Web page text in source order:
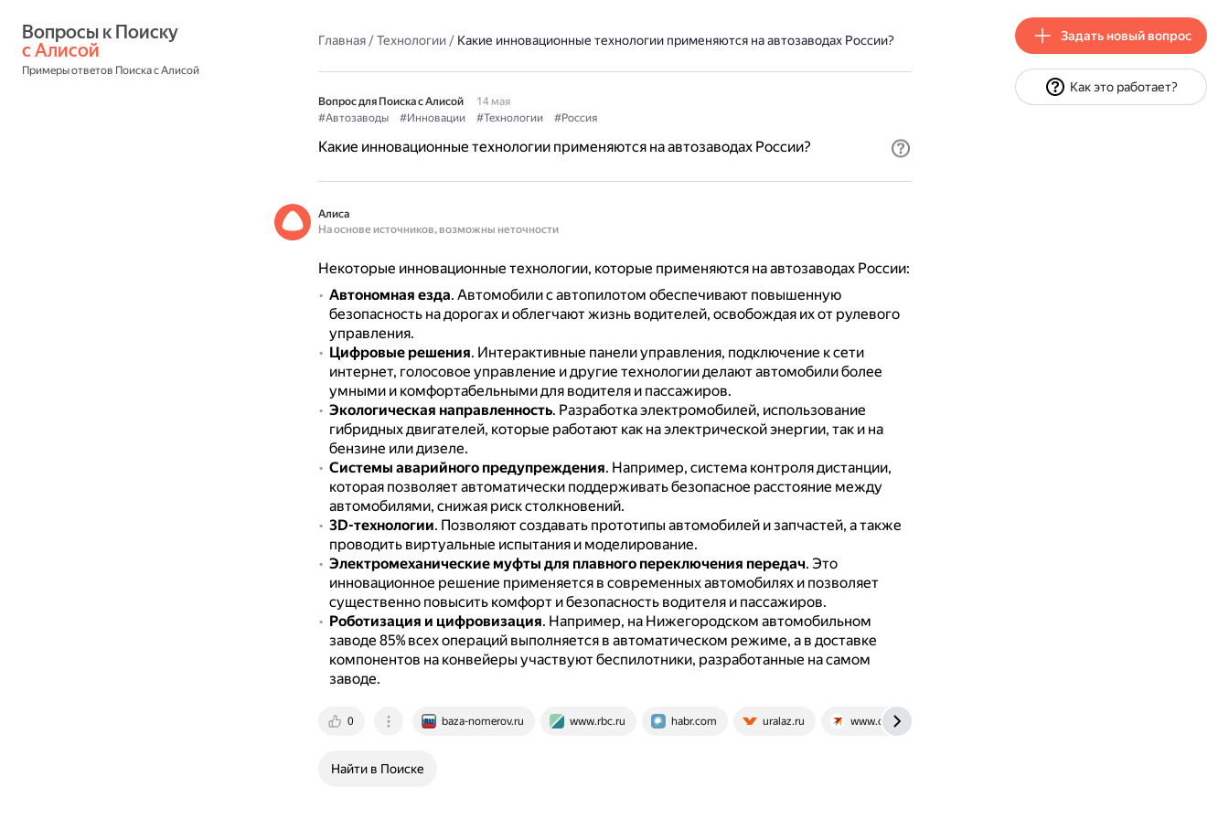
с Алисой
Примеры ответов Поиска с Алисой
Главная/Технологии/ Какие инновационные технологии применяются на автозаводах России?
Вопрос для Поиска с Алисой
14 мая
#Автозаводы
#Инновации #Технологии #Россия
Какие инновационные технологии применяются на автозаводах России?
Алиса
На основе источников, возможны неточности
Некоторые инновационные технологии, которые применяются на автозаводах России:
Автономная езда. Автомобили с автопилотом обеспечивают повышенную
безопасность на дорогах и облегчают жизнь водителей, освобождая их от рулевого
управления.
Цифровые решения. Интерактивные панели управления, подключение к сети
интернет, голосовое управление и другие технологии делают автомобили более
умными и комфортабельными для водителя и пассажиров.
Экологическая направленность. Разработка электромобилей, использование
гибридных двигателей, которые работают как на электрической энергии, так и на
бензине или дизеле.
Системы аварийного предупреждения. Например, система контроля дистанции,
которая позволяет автоматически поддерживать безопасное расстояние между
автомобилями, снижая риск столкновений.
3D-технологии. Позволяют создавать прототипы автомобилей и запчастей, а также
проводить виртуальные испытания и моделирование.
Электромеханические муфты для плавного переключения передач. Это
инновационное решение применяется в современных автомобилях и позволяет
существенно повысить комфорт и безопасность водителя и пассажиров.
Роботизация и цифровизация. Например, на Нижегородском автомобильном
заводе 85% всех операций выполняется в автоматическом режиме, а в доставке
компонентов на конвейеры участвуют беспилотники, разработанные на самом
заводе.
0 baza-nomerov.ru www.rbc.ru habr.com uralaz.ru www.chel.kp.ru
Найти в Поиске
Задать новый вопрос
Как это работает?